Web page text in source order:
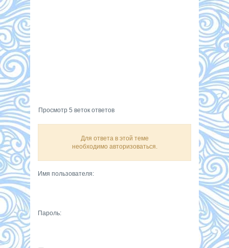
Просмотр 5 веток ответов
Для ответа в этой теме
необходимо авторизоваться.
Имя пользователя:
Пароль: